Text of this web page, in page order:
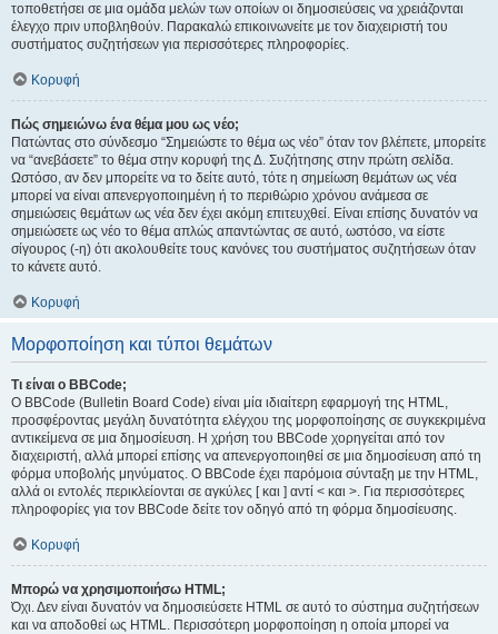
τοποθετήσει σε μια ομάδα μελών των οποίων οι δημοσιεύσεις να χρειάζονται
έλεγχο πριν υποβληθούν. Παρακαλώ επικοινωνείτε με τον διαχειριστή του
συστήματος συζητήσεων για περισσότερες πληροφορίες.
Κορυφή
Πώς σημειώνω ένα θέμα μου ως νέο;
Πατώντας στο σύνδεσμο “Σημειώστε το θέμα ως νέο” όταν τον βλέπετε, μπορείτε
να “ανεβάσετε” το θέμα στην κορυφή της Δ. Συζήτησης στην πρώτη σελίδα.
Ωστόσο, αν δεν μπορείτε να το δείτε αυτό, τότε η σημείωση θεμάτων ως νέα
μπορεί να είναι απενεργοποιημένη ή το περιθώριο χρόνου ανάμεσα σε
σημειώσεις θεμάτων ως νέα δεν έχει ακόμη επιτευχθεί. Είναι επίσης δυνατόν να
σημειώσετε ως νέο το θέμα απλώς απαντώντας σε αυτό, ωστόσο, να είστε
σίγουρος (-η) ότι ακολουθείτε τους κανόνες του συστήματος συζητήσεων όταν
το κάνετε αυτό.
Κορυφή
Μορφοποίηση και τύποι θεμάτων
Τι είναι ο BBCode;
Ο BBCode (Bulletin Board Code) είναι μία ιδιαίτερη εφαρμογή της HTML,
προσφέροντας μεγάλη δυνατότητα ελέγχου της μορφοποίησης σε συγκεκριμένα
αντικείμενα σε μια δημοσίευση. Η χρήση του BBCode χορηγείται από τον
διαχειριστή, αλλά μπορεί επίσης να απενεργοποιηθεί σε μια δημοσίευση από τη
φόρμα υποβολής μηνύματος. Ο BBCode έχει παρόμοια σύνταξη με την HTML,
αλλά οι εντολές περικλείονται σε αγκύλες [ και ] αντί < και >. Για περισσότερες
πληροφορίες για τον BBCode δείτε τον οδηγό από τη φόρμα δημοσίευσης.
Κορυφή
Μπορώ να χρησιμοποιήσω HTML;
Όχι. Δεν είναι δυνατόν να δημοσιεύσετε HTML σε αυτό το σύστημα συζητήσεων
και να αποδοθεί ως HTML. Περισσότερη μορφοποίηση η οποία μπορεί να